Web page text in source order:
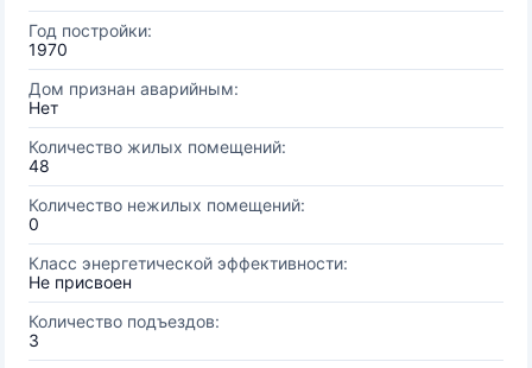
Год постройки:
1970
Дом признан аварийным:
Нет
Количество жилых помещений:
48
Количество нежилых помещений:
0
Класс энергетической эффективности:
Не присвоен
Количество подъездов:
3